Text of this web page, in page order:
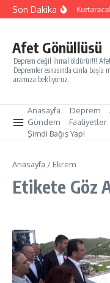
İçeriğe atla
Son DakikaYarınları
Afet Gönüllüsü
Deprem değil ihmal öldürür!!!
Depremler esnasında canla
aramıza bekliyoruz.
Anasayfa Deprem
Gündem
Faaliyetler
Şimdi Bağış Yap!
Anasayfa / Ekrem
Etikete Göz